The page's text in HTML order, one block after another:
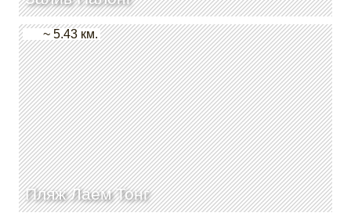
Пляж Лаем Тонг
~ 5.43 км.